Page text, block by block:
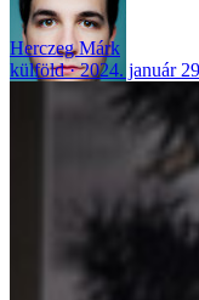
Herczeg Márk
külföld
2024. január